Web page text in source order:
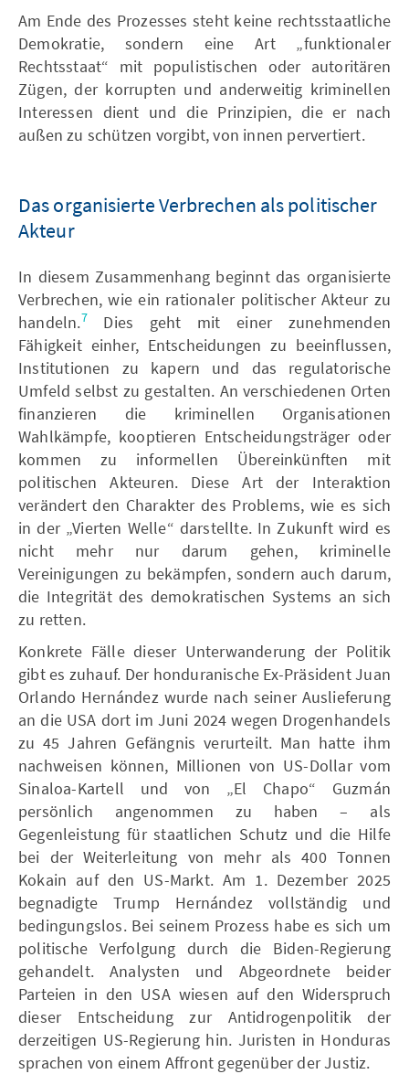
Am Ende des Prozesses steht keine rechtsstaatliche
Demokratie, sondern eine Art „funktionaler
Rechtsstaat“ mit populistischen oder autoritären
Zügen, der korrupten und anderweitig kriminellen
Interessen dient und die Prinzipien, die er nach
außen zu schützen vorgibt, von innen pervertiert.
Das organisierte Verbrechen als politischer
Akteur
In diesem Zusammenhang beginnt das organisierte
Verbrechen, wie ein rationaler politischer Akteur zu
handeln.7
Dies geht mit einer zunehmenden
Fähigkeit einher, Entscheidungen zu beeinflussen,
Institutionen zu kapern und das regulatorische
Umfeld selbst zu gestalten. An verschiedenen Orten
finanzieren die kriminellen Organisationen
Wahlkämpfe, kooptieren Entscheidungsträger oder
kommen zu informellen Übereinkünften mit
politischen Akteuren. Diese Art der Interaktion
verändert den Charakter des Problems, wie es sich
in der „Vierten Welle“ darstellte. In Zukunft wird es
nicht mehr nur darum gehen, kriminelle
Vereinigungen zu bekämpfen, sondern auch darum,
die Integrität des demokratischen Systems an sich
zu retten.
Konkrete Fälle dieser Unterwanderung der Politik
gibt es zuhauf. Der honduranische Ex-Präsident Juan
Orlando Hernández wurde nach seiner Auslieferung
an die USA dort im Juni 2024 wegen Drogenhandels
zu 45 Jahren Gefängnis verurteilt. Man hatte ihm
nachweisen können, Millionen von US-Dollar vom
Sinaloa-Kartell und von „El Chapo“ Guzmán
persönlich angenommen zu haben – als
Gegenleistung für staatlichen Schutz und die Hilfe
bei der Weiterleitung von mehr als 400 Tonnen
Kokain auf den US-Markt. Am 1. Dezember 2025
begnadigte Trump Hernández vollständig und
bedingungslos. Bei seinem Prozess habe es sich um
politische Verfolgung durch die Biden-Regierung
gehandelt. Analysten und Abgeordnete beider
Parteien in den USA wiesen auf den Widerspruch
dieser Entscheidung zur Antidrogenpolitik der
derzeitigen US-Regierung hin. Juristen in Honduras
sprachen von einem Affront gegenüber der Justiz.